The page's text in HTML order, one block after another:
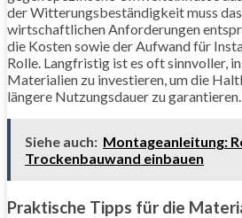
der Witterungsbeständigkeit muss
wirtschaftlichen Anforderungen
die Kosten sowie der Aufwand für
Rolle. Langfristig ist es oft sinnvoller,
Materialien zu investieren, um die
längere Nutzungsdauer zu garantieren.
Siehe auch: Montageanleitung:
Trockenbauwand einbauen
Praktische Tipps für die